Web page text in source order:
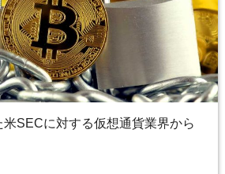
SECに対する仮想通貨業界から